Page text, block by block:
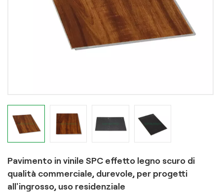
Pavimento in vinile SPC effetto legno scuro di
qualità commerciale, durevole, per progetti
all'ingrosso, uso residenziale